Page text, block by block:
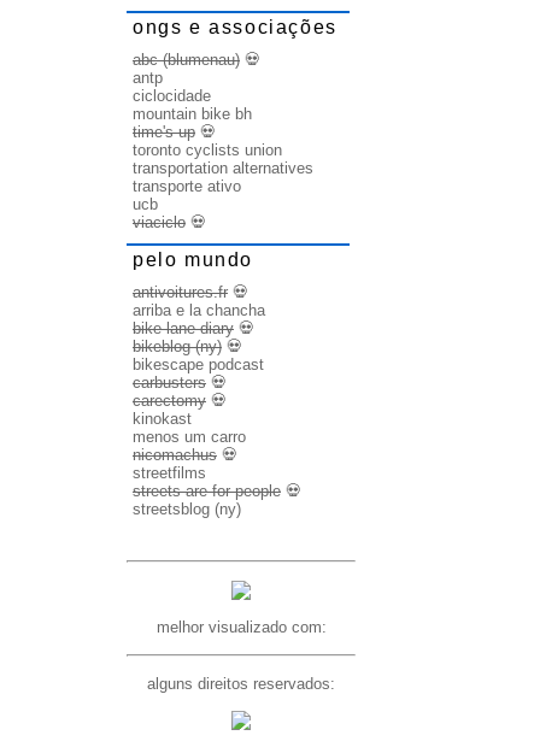
ongs e associações
abc (blumenau) 💀
antp
ciclocidade
mountain bike bh
time's up 💀
toronto cyclists union
transportation alternatives
transporte ativo
ucb
viaciclo 💀
pelo mundo
antivoitures.fr 💀
arriba e la chancha
bike lane diary 💀
bikeblog (ny) 💀
bikescape podcast
carbusters 💀
carectomy 💀
kinokast
menos um carro
nicomachus 💀
streetfilms
streets are for people 💀
streetsblog (ny)
melhor visualizado com:
alguns direitos reservados: